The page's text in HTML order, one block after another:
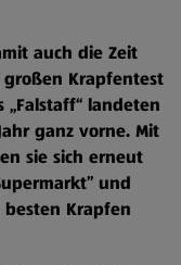
auch die Zeit
Krapfentest
„Falstaff“ landeten
ganz vorne. Mit
sie sich erneut
und
Krapfen